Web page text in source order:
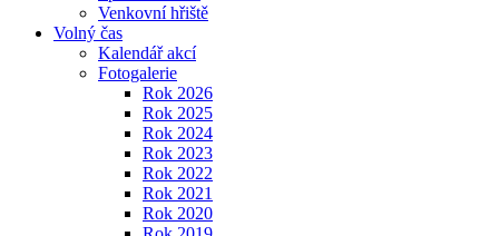
Venkovní hřiště
Volný čas
Kalendář akcí
Fotogalerie
Rok 2026
Rok 2025
Rok 2024
Rok 2023
Rok 2022
Rok 2021
Rok 2020